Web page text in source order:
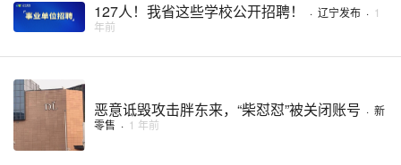
127人！我省这些学校公开招聘！ · 辽宁发布 · 1
年前
恶意诋毁攻击胖东来，“柴怼怼”被关闭账号 · 新
零售 · 1 年前